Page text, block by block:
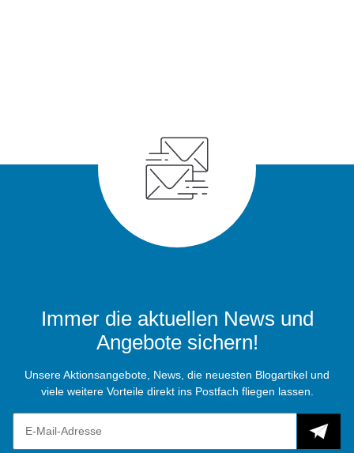
Immer die aktuellen News und
Angebote sichern!
Unsere Aktionsangebote, News, die neuesten Blogartikel und
viele weitere Vorteile direkt ins Postfach fliegen lassen.